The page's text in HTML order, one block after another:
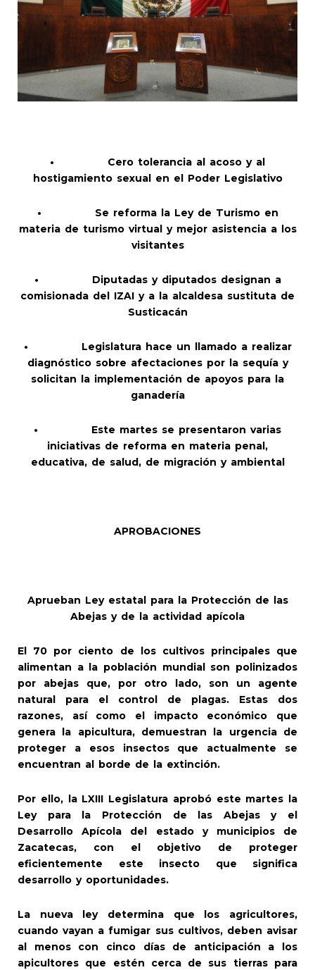
•
Cero tolerancia al acoso y al
hostigamiento sexual en el Poder Legislativo
•
Se reforma la Ley de Turismo en
materia de turismo virtual y mejor asistencia a los
visitantes
•
Diputadas y diputados designan a
comisionada del IZAI y a la alcaldesa sustituta de
Susticacán
•
Legislatura hace un llamado a realizar
diagnóstico sobre afectaciones por la sequía y
solicitan la implementación de apoyos para la
ganadería
•
Este martes se presentaron varias
iniciativas de reforma en materia penal,
educativa, de salud, de migración y ambiental
APROBACIONES
Aprueban Ley estatal para la Protección de las
Abejas y de la actividad apícola
El 70 por ciento de los cultivos principales que
alimentan a la población mundial son polinizados
por abejas que, por otro lado, son un agente
natural para el control de plagas. Estas dos
razones, así como el impacto económico que
genera la apicultura, demuestran la urgencia de
proteger a esos insectos que actualmente se
encuentran al borde de la extinción.
Por ello, la LXIII Legislatura aprobó este martes la
Ley para la Protección de las Abejas y el
Desarrollo Apícola del estado y municipios de
Zacatecas, con el objetivo de proteger
eficientemente este insecto que significa
desarrollo y oportunidades.
La nueva ley determina que los agricultores,
cuando vayan a fumigar sus cultivos, deben avisar
al menos con cinco días de anticipación a los
apicultores que estén cerca de sus tierras para